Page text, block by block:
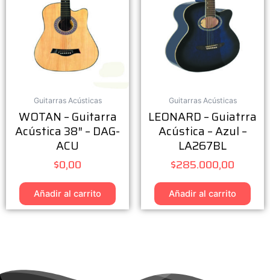
Guitarras Acústicas
WOTAN – Guitarra
Acústica 38″ – DAG-
ACU
$0,00
Añadir al carrito
Guitarras Acústicas
LEONARD – Guiatrra
Acústica – Azul –
LA267BL
$285.000,00
Añadir al carrito